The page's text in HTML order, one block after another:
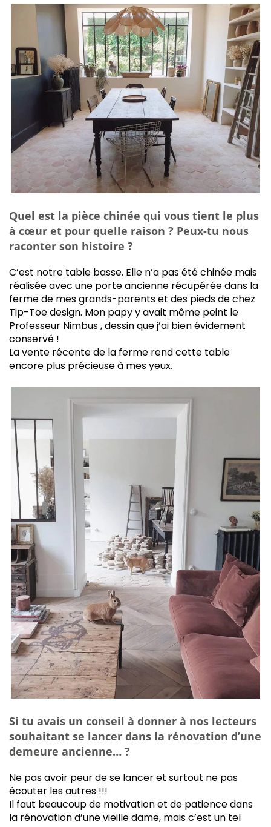
Quel est la pièce chinée qui vous tient le plus
à cœur et pour quelle raison ? Peux-tu nous
raconter son histoire ?
C’est notre table basse. Elle n’a pas été chinée mais
réalisée avec une porte ancienne récupérée dans la
ferme de mes grands-parents et des pieds de chez
Tip-Toe design. Mon papy y avait même peint le
Professeur Nimbus , dessin que j’ai bien évidement
conservé !
La vente récente de la ferme rend cette table
encore plus précieuse à mes yeux.
Si tu avais un conseil à donner à nos lecteurs
souhaitant se lancer dans la rénovation d’une
demeure ancienne… ?
Ne pas avoir peur de se lancer et surtout ne pas
écouter les autres !!!
Il faut beaucoup de motivation et de patience dans
la rénovation d’une vieille dame, mais c’est un tel